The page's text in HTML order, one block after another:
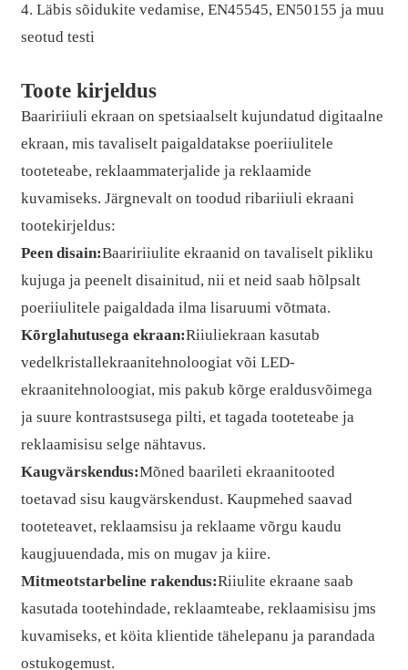
4. Läbis sõidukite vedamise, EN45545, EN50155 ja muu
seotud testi
Toote kirjeldus
Baaririiuli ekraan on spetsiaalselt kujundatud digitaalne
ekraan, mis tavaliselt paigaldatakse poeriiulitele
tooteteabe, reklaammaterjalide ja reklaamide
kuvamiseks. Järgnevalt on toodud ribariiuli ekraani
tootekirjeldus:
Peen disain:Baaririiulite ekraanid on tavaliselt pikliku
kujuga ja peenelt disainitud, nii et neid saab hõlpsalt
poeriiulitele paigaldada ilma lisaruumi võtmata.
Kõrglahutusega ekraan:Riiuliekraan kasutab
vedelkristallekraanitehnoloogiat või LED-
ekraanitehnoloogiat, mis pakub kõrge eraldusvõimega
ja suure kontrastsusega pilti, et tagada tooteteabe ja
reklaamisisu selge nähtavus.
Kaugvärskendus:Mõned baarileti ekraanitooted
toetavad sisu kaugvärskendust. Kaupmehed saavad
tooteteavet, reklaamsisu ja reklaame võrgu kaudu
kaugjuuendada, mis on mugav ja kiire.
Mitmeotstarbeline rakendus:Riiulite ekraane saab
kasutada tootehindade, reklaamteabe, reklaamisisu jms
kuvamiseks, et köita klientide tähelepanu ja parandada
ostukogemust.